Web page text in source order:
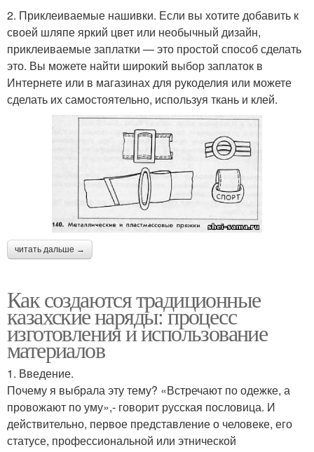
2. Приклеиваемые нашивки. Если вы хотите добавить к
своей шляпе яркий цвет или необычный дизайн,
приклеиваемые заплатки — это простой способ сделать
это. Вы можете найти широкий выбор заплаток в
Интернете или в магазинах для рукоделия или можете
сделать их самостоятельно, используя ткань и клей.
читать дальше →
Как создаются традиционные
казахские наряды: процесс
изготовления и использование
материалов
1. Введение.
Почему я выбрала эту тему? «Встречают по одежке, а
провожают по уму»,- говорит русская пословица. И
действительно, первое представление о человеке, его
статусе, профессиональной или этнической